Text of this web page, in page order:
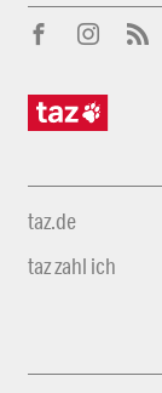
taz.de
taz zahl ich